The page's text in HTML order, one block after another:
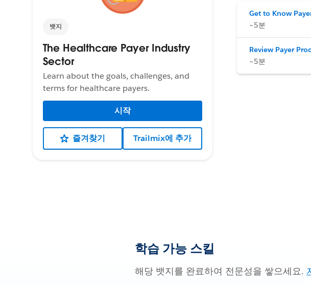
뱃지
The Healthcare Payer Industry
Sector
Learn about the goals, challenges, and
terms for healthcare payers.
시작
즐겨찾기 Trailmix에 추가
Get to Know
~5분
Review Payer
~5분
학습 가능 스킬
해당 뱃지를 완료하여 전문성을 쌓으세요.